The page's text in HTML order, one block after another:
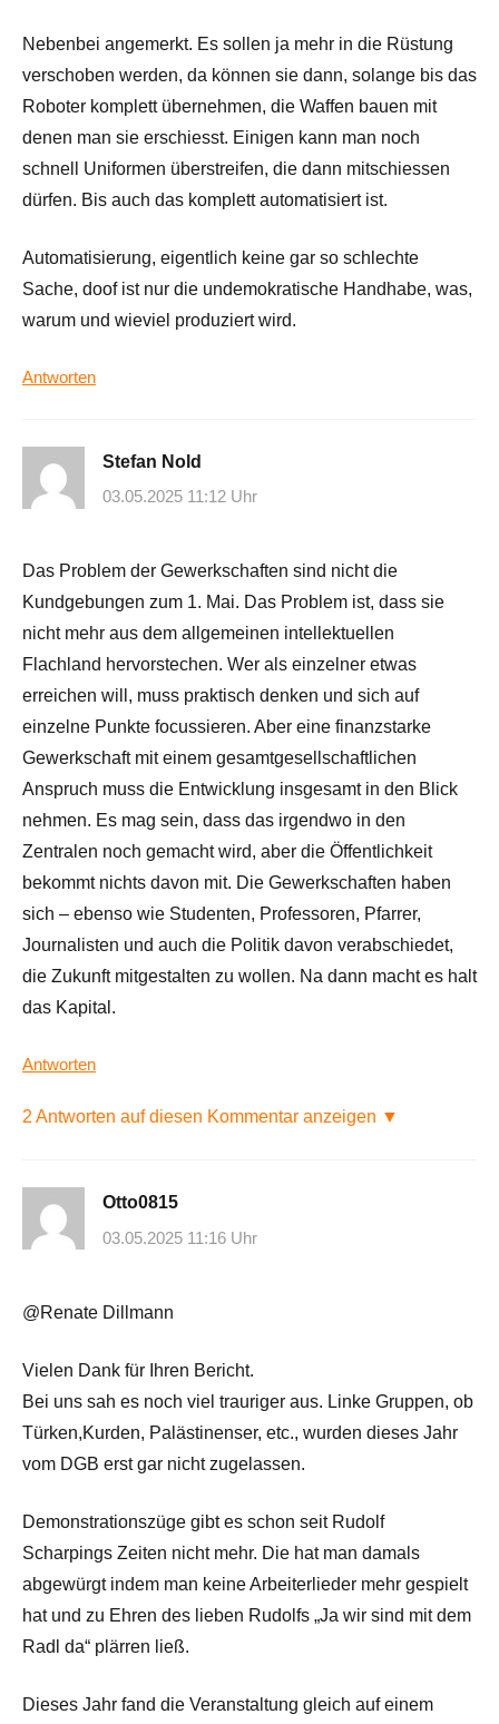
Nebenbei angemerkt. Es sollen ja mehr in die Rüstung
verschoben werden, da können sie dann, solange bis das
Roboter komplett übernehmen, die Waffen bauen mit
denen man sie erschiesst. Einigen kann man noch
schnell Uniformen überstreifen, die dann mitschiessen
dürfen. Bis auch das komplett automatisiert ist.
Automatisierung, eigentlich keine gar so schlechte
Sache, doof ist nur die undemokratische Handhabe, was,
warum und wieviel produziert wird.
Antworten
Stefan Nold
03.05.2025 11:12 Uhr
Das Problem der Gewerkschaften sind nicht die
Kundgebungen zum 1. Mai. Das Problem ist, dass sie
nicht mehr aus dem allgemeinen intellektuellen
Flachland hervorstechen. Wer als einzelner etwas
erreichen will, muss praktisch denken und sich auf
einzelne Punkte focussieren. Aber eine finanzstarke
Gewerkschaft mit einem gesamtgesellschaftlichen
Anspruch muss die Entwicklung insgesamt in den Blick
nehmen. Es mag sein, dass das irgendwo in den
Zentralen noch gemacht wird, aber die Öffentlichkeit
bekommt nichts davon mit. Die Gewerkschaften haben
sich – ebenso wie Studenten, Professoren, Pfarrer,
Journalisten und auch die Politik davon verabschiedet,
die Zukunft mitgestalten zu wollen. Na dann macht es halt
das Kapital.
Antworten
2 Antworten auf diesen Kommentar anzeigen ▼
Otto0815
03.05.2025 11:16 Uhr
@Renate Dillmann
Vielen Dank für Ihren Bericht.
Bei uns sah es noch viel trauriger aus. Linke Gruppen, ob
Türken,Kurden, Palästinenser, etc., wurden dieses Jahr
vom DGB erst gar nicht zugelassen.
Demonstrationszüge gibt es schon seit Rudolf
Scharpings Zeiten nicht mehr. Die hat man damals
abgewürgt indem man keine Arbeiterlieder mehr gespielt
hat und zu Ehren des lieben Rudolfs „Ja wir sind mit dem
Radl da“ plärren ließ.
Dieses Jahr fand die Veranstaltung gleich auf einem